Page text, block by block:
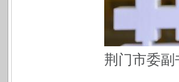
荆门市委